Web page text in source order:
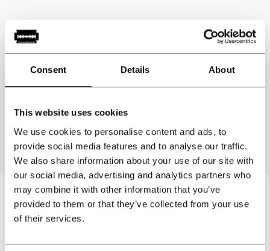
Consent Details About
This website uses cookies
We use cookies to personalise content and ads, to
provide social media features and to analyse our traffic.
We also share information about your use of our site with
our social media, advertising and analytics partners who
may combine it with other information that you’ve
provided to them or that they’ve collected from your use
of their services.
Farben : grün / schwarz / gold
Länge: 12 cm
Kundendienst: besuchszeiten